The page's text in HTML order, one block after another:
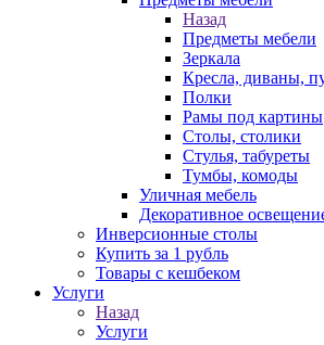
Назад
Предметы мебели
Зеркала
Кресла, диваны,
Полки
Рамы под картины
Столы, столики
Стулья, табуреты
Тумбы, комоды
Уличная мебель
Декоративное
Инверсионные столы
Купить за 1 рубль
Товары с кешбеком
Услуги
Назад
Услуги